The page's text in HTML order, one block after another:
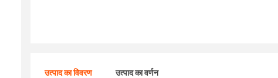
उत्पाद का विवरण उत्पाद का वर्णन